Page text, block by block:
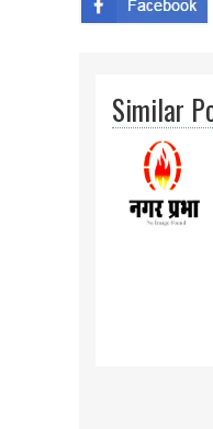
Similar